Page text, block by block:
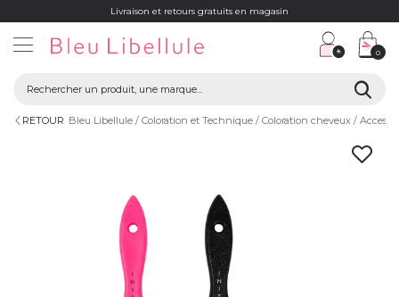
Livraison et retours gratuits en magasin
0
RETOUR Bleu Libellule Coloration et Technique Coloration cheveux